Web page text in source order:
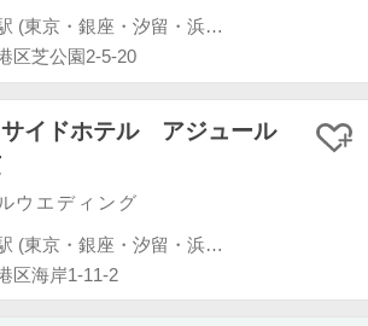
浜松町駅 (東京・銀座・汐留・浜松町・品川・上野・浅草)
区芝公園2-5-20
イドホテル アジュール
ウエディング
浜松町駅 (東京・銀座・汐留・浜松町・品川・上野・浅草)
区海岸1-11-2